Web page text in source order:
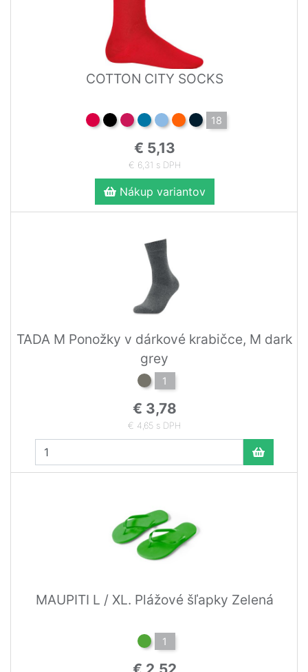
COTTON CITY SOCKS
18
€ 5,13
€ 6,31 s DPH
Nákup variantov
TADA M Ponožky v dárkové krabičce, M dark
grey
1
€ 3,78
€ 4,65 s DPH
MAUPITI L / XL. Plážové šľapky Zelená
1